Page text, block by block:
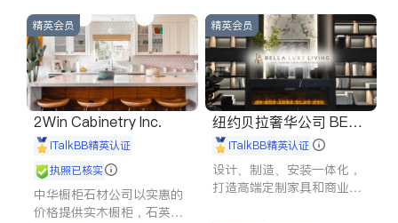
精英会员
2Win Cabinetry Inc.
iTalkBB精英认证
执照已核实
中华橱柜石材公司以实惠的
价格提供实木橱柜，石英石
精英会员
纽约贝拉奢华公司 BELL
A LUXE
iTalkBB精英认证
设计、制造、安装一体化，
打造高端定制家具和商业空